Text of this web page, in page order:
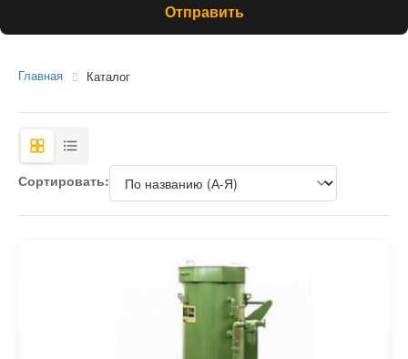
Отправить
Главная Каталог
Сортировать: